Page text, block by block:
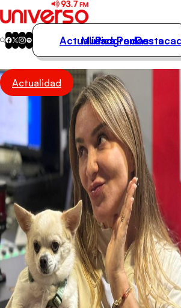
Actualidad
Música
Programas
Podcasts
Destacados
Actualidad
Música
Programas
Podcasts
Actualidad